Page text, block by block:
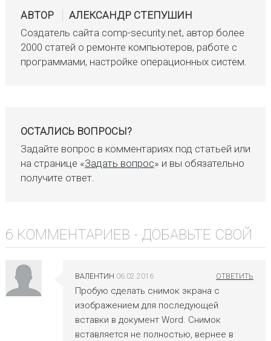
АВТОР
АЛЕКСАНДР СТЕПУШИН
Создатель сайта comp-security.net, автор более
2000 статей о ремонте компьютеров, работе с
программами, настройке операционных систем.
ОСТАЛИСЬ ВОПРОСЫ?
Задайте вопрос в комментариях под статьей или
на странице «Задать вопрос» и вы обязательно
получите ответ.
6 КОММЕНТАРИЕВ - ДОБАВЬТЕ СВОЙ
ВАЛЕНТИН 06.02.2016
Пробую сделать снимок экрана с
изображением для последующей
вставки в документ Word. Снимок
вставляется не полностью, вернее в